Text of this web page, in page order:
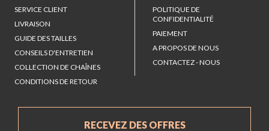
SERVICE CLIENT
LIVRAISON
GUIDE DES TAILLES
CONSEILS D'ENTRETIEN
COLLECTION DE CHAÎNES
CONDITIONS DE RETOUR
POLITIQUE DE
CONFIDENTIALITÉ
PAIEMENT
A PROPOS DE NOUS
CONTACTEZ - NOUS
RECEVEZ DES OFFRES